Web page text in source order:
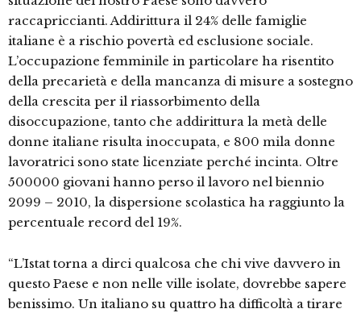
raccapriccianti. Addirittura il 24% delle famiglie
italiane è a rischio povertà ed esclusione sociale.
L’occupazione femminile in particolare ha risentito
della precarietà e della mancanza di misure a sostegno
della crescita per il riassorbimento della
disoccupazione, tanto che addirittura la metà delle
donne italiane risulta inoccupata, e 800 mila donne
lavoratrici sono state licenziate perché incinta. Oltre
500000 giovani hanno perso il lavoro nel biennio
2099 – 2010, la dispersione scolastica ha raggiunto la
percentuale record del 19%.
“L’Istat torna a dirci qualcosa che chi vive davvero in
questo Paese e non nelle ville isolate, dovrebbe sapere
benissimo. Un italiano su quattro ha difficoltà a tirare